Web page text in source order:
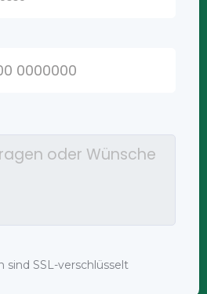
sind SSL-verschlüsselt